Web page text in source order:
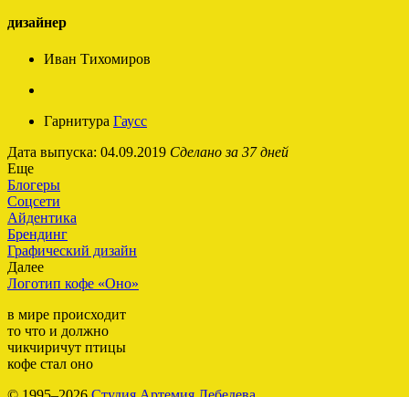
дизайнер
Иван Тихомиров
Гарнитура Гаусс
Дата выпуска: 04.09.2019 Сделано за 37 дней
Еще
Блогеры
Соцсети
Айдентика
Брендинг
Графический дизайн
Далее
Логотип кофе «Оно»
в мире происходит
то что и должно
чикчиричут птицы
кофе стал оно